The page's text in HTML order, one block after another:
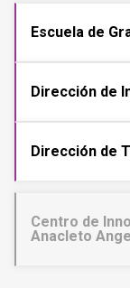
Escuela de
Dirección de
Dirección de
Centro de
Anacleto